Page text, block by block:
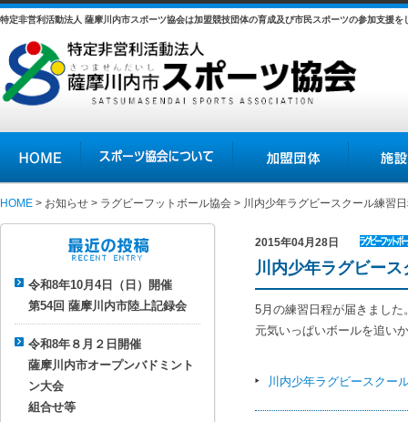
特定非営利活動法人 薩摩川内市スポーツ協会は加盟競技団体の育成及び市民スポーツの参加支援を
スポーツ協会について 加盟団体 施設の紹介
HOME > お知らせ > ラグビーフットボール協会 > 川内少年ラグビースクール練習
令和8年10月4日（日）開催
第54回 薩摩川内市陸上記録会
令和8年８月２日開催
薩摩川内市オープンバドミント
ン大会
組合せ等
2015年04月28日
ラグビー
フットボ
川内少年ラグビー
5月の練習日程が届きました
元気いっぱいボールを追い
川内少年ラグビースクー